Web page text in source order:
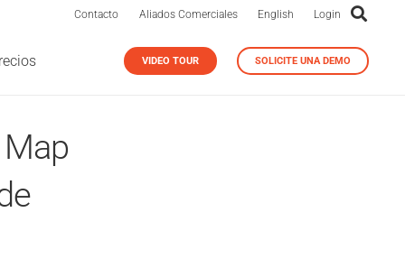
Contacto Aliados Comerciales English Login
VIDEO TOUR SOLICITE UNA DEMO